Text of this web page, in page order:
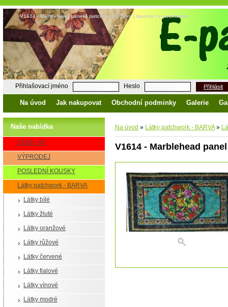
V1614 - Marblehead panel | patchwork | látky | bavlna | e-patchwork
Přihlašovací jméno Heslo Přihlásit
Na úvod Jak nakupovat Obchodní podminky Galerie
Naše nabídka
ZA 80,- Kč
VÝPRODEJ
POSLEDNÍ KOUSKY
Látky patchwork - BARVA
Látky bílé
Látky žluté
Látky oranžové
Látky růžové
Látky červené
Látky fialové
Látky vínové
Látky modré
Na úvod » Látky patchwork - BARVA »
V1614 - Marblehead panel